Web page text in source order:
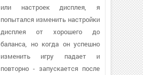
или настроек дисплея, я
попытался изменить настройки
дисплея от хорошего до
баланса, но когда он успешно
изменить игру падает и
повторно - запускается после